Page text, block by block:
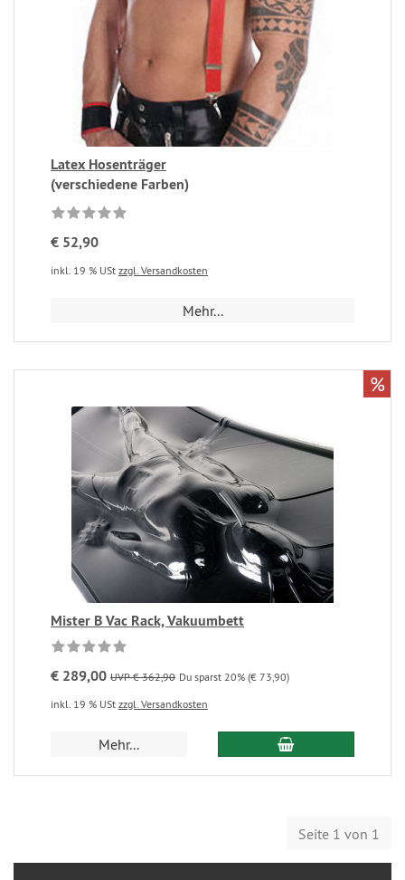
Latex Hosenträger
(verschiedene Farben)
€ 52,90
inkl. 19 % USt zzgl. Versandkosten
Mehr...
Mister B Vac Rack, Vakuumbett
€ 289,00 UVP € 362,90 Du sparst 20% (€ 73,90)
inkl. 19 % USt zzgl. Versandkosten
Mehr...
%
Seite 1 von 1